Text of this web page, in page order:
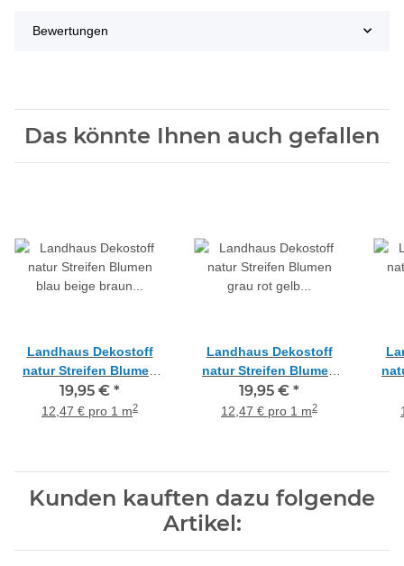
Bewertungen
Das könnte Ihnen auch gefallen
Landhaus Dekostoff
natur Streifen Blumen
blau beige braun
blickdicht, Meterware
19,95 € *
12,47 € pro 1 m2
Landhaus Dekostoff
natur Streifen Blumen
grau rot gelb blickdicht,
Meterware
19,95 € *
12,47 € pro 1 m2
Kunden kauften dazu folgende
Artikel: